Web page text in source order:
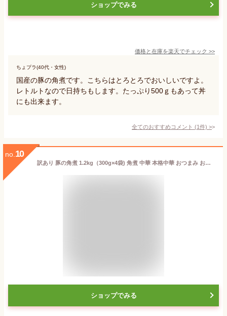
ショップでみる
価格と在庫を楽天でチェック >>
ちょプラ(40代・女性)
国産の豚の角煮です。こちらはとろとろでおいしいですよ。
レトルトなので日持ちもします。たっぷり500ｇもあって丼
にも出来ます。
全てのおすすめコメント (1件) >
no. 10
訳あり 豚の角煮 1.2kg（300g×4袋) 角煮 中華 本格中華 おつまみ おかず 豚 豚肉 お取り寄せ お肉 肉 お取り寄せお肉 送料無料（北海道、沖縄、一部離島への配送料追加）お花見 花見 飲み会 飲み会おつまみ 家飲み 家呑み パーティー ホームパーティー
ショップでみる